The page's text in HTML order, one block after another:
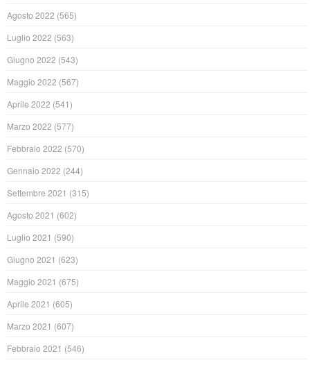
Agosto 2022 (565)
Luglio 2022 (563)
Giugno 2022 (543)
Maggio 2022 (567)
Aprile 2022 (541)
Marzo 2022 (577)
Febbraio 2022 (570)
Gennaio 2022 (244)
Settembre 2021 (315)
Agosto 2021 (602)
Luglio 2021 (590)
Giugno 2021 (623)
Maggio 2021 (675)
Aprile 2021 (605)
Marzo 2021 (607)
Febbraio 2021 (546)